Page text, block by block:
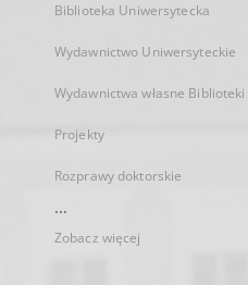
Biblioteka Uniwersytecka
Wydawnictwo Uniwersyteckie
Wydawnictwa własne
Projekty
Rozprawy doktorskie
...
Zobacz więcej